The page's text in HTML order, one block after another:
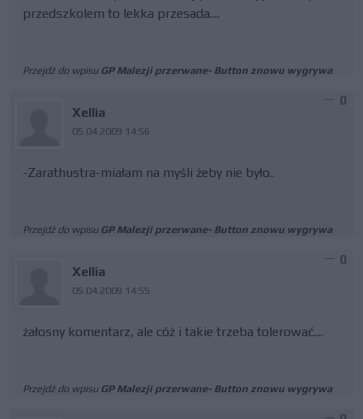
przedszkolem to lekka przesada....
Przejdź do wpisu GP Malezji przerwane- Button znowu wygrywa
Xellia
05.04.2009 14:56
0
-Zarathustra-miałam na myśli żeby nie było..
Przejdź do wpisu GP Malezji przerwane- Button znowu wygrywa
Xellia
05.04.2009 14:55
0
żałosny komentarz, ale cóż i takie trzeba tolerować....
Przejdź do wpisu GP Malezji przerwane- Button znowu wygrywa